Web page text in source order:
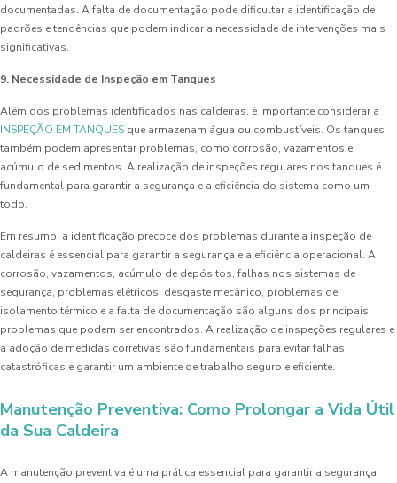
documentadas. A falta de documentação pode dificultar a identificação de
padrões e tendências que podem indicar a necessidade de intervenções mais
significativas.
9. Necessidade de Inspeção em Tanques
Além dos problemas identificados nas caldeiras, é importante considerar a
INSPEÇÃO EM TANQUES que armazenam água ou combustíveis. Os tanques
também podem apresentar problemas, como corrosão, vazamentos e
acúmulo de sedimentos. A realização de inspeções regulares nos tanques é
fundamental para garantir a segurança e a eficiência do sistema como um
todo.
Em resumo, a identificação precoce dos problemas durante a inspeção de
caldeiras é essencial para garantir a segurança e a eficiência operacional. A
corrosão, vazamentos, acúmulo de depósitos, falhas nos sistemas de
segurança, problemas elétricos, desgaste mecânico, problemas de
isolamento térmico e a falta de documentação são alguns dos principais
problemas que podem ser encontrados. A realização de inspeções regulares e
a adoção de medidas corretivas são fundamentais para evitar falhas
catastróficas e garantir um ambiente de trabalho seguro e eficiente.
Manutenção Preventiva: Como Prolongar a Vida Útil
da Sua Caldeira
A manutenção preventiva é uma prática essencial para garantir a segurança,